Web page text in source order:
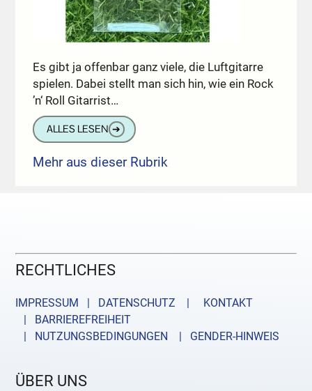
Es gibt ja offenbar ganz viele, die Luftgitarre
spielen. Dabei stellt man sich hin, wie ein Rock
’n‘ Roll Gitarrist…
ALLES LESEN ➔
Mehr aus dieser Rubrik
RECHTLICHES
IMPRESSUM | DATENSCHUTZ |
KONTAKT
| BARRIEREFREIHEIT
| NUTZUNGSBEDINGUNGEN
| GENDER-HINWEIS
ÜBER UNS